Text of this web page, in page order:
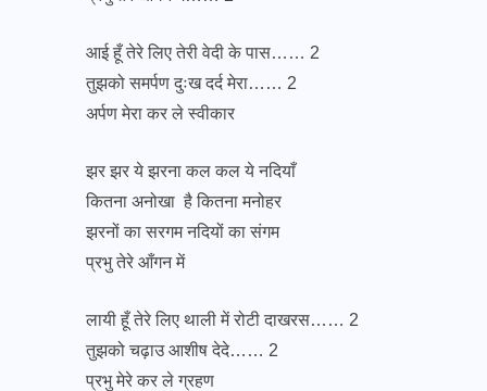
आई हूँ तेरे लिए तेरी वेदी के पास…… 2
तुझको समर्पण दुःख दर्द मेरा…… 2
अर्पण मेरा कर ले स्वीकार
झर झर ये झरना कल कल ये नदियाँ
कितना अनोखा है कितना मनोहर
झरनों का सरगम नदियों का संगम
प्रभु तेरे आँगन में
लायी हूँ तेरे लिए थाली में रोटी दाखरस…… 2
तुझको चढ़ाउ आशीष देदे…… 2
प्रभु मेरे कर ले ग्रहण